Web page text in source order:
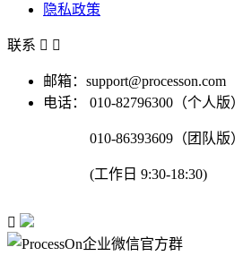
隐私政策
联系  
邮箱：support@processon.com
电话：
010-82796300（个人版）
010-86393609（团队版）
(工作日 9:30-18:30)
